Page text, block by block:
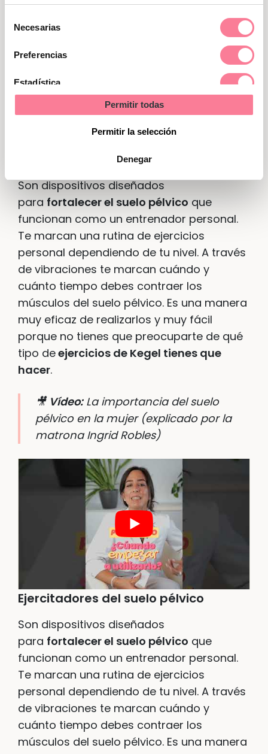
Necesarias
Preferencias
Estadística
Permitir todas
Permitir la selección
Denegar
Cualquier mujer sana con un mínimo de
unas bolas o esferas
chinas. Pero están contraindicadas si
tienes una hipertonía o exceso de tono en
los músculos. Tampoco se recomiendan
prolapsos pélvicos, ni durante el
embarazo ni la menstruación.
Son dispositivos diseñados
para fortalecer el suelo pélvico que
funcionan como un entrenador personal.
Te marcan una rutina de ejercicios
personal dependiendo de tu nivel. A través
de vibraciones te marcan cuándo y
cuánto tiempo debes contraer los
músculos del suelo pélvico. Es una manera
muy eficaz de realizarlos y muy fácil
porque no tienes que preocuparte de qué
tipo deejercicios de Kegel tienes que
hacer.
🎥 Vídeo:La importancia del suelo
pélvico en la mujer (explicado por la
matrona Ingrid Robles)
Ejercitadores del suelo pélvico
Son dispositivos diseñados
para fortalecer el suelo pélvico que
funcionan como un entrenador personal.
Te marcan una rutina de ejercicios
personal dependiendo de tu nivel. A través
de vibraciones te marcan cuándo y
cuánto tiempo debes contraer los
músculos del suelo pélvico. Es una manera